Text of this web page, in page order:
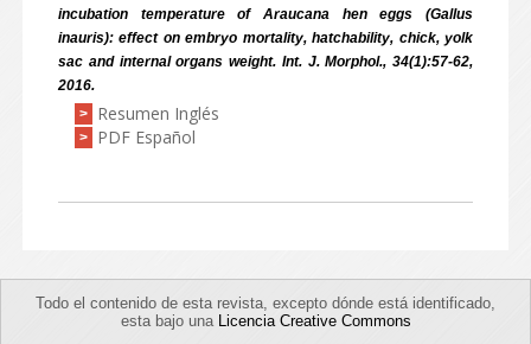
incubation temperature of Araucana hen eggs (Gallus
inauris): effect on embryo mortality, hatchability, chick, yolk
sac and internal organs weight. Int. J. Morphol., 34(1):57-62,
2016.
>
Resumen Inglés
> PDF Español
Todo el contenido de esta revista, excepto dónde está identificado,
esta bajo una Licencia Creative Commons